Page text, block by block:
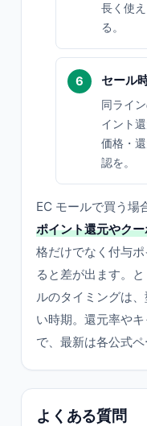
長く使
る。
セール
同ライ
イント
価格・
認を。
EC モールで買う場
ポイント還元やク
格だけでなく付与
ると差が出ます。
ルのタイミングは
い時期。還元率や
で、最新は各公式ペ
よくある質問